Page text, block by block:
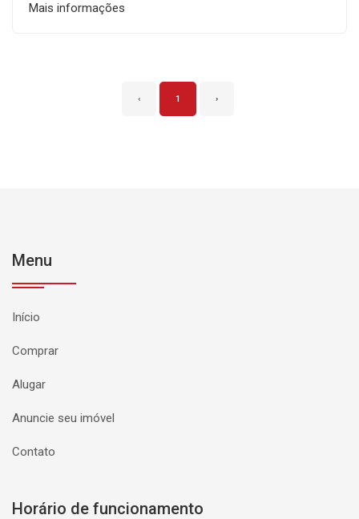
Mais informações
‹ 1 ›
Menu
Início
Comprar
Alugar
Anuncie seu imóvel
Contato
Horário de funcionamento